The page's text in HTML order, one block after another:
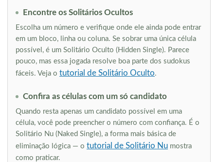
Encontre os Solitários Ocultos
Escolha um número e verifique onde ele ainda pode entrar
em um bloco, linha ou coluna. Se sobrar uma única célula
possível, é um Solitário Oculto (Hidden Single). Parece
pouco, mas essa jogada resolve boa parte dos sudokus
fáceis. Veja o tutorial de Solitário Oculto.
Confira as células com um só candidato
Quando resta apenas um candidato possível em uma
célula, você pode preencher o número com confiança. É o
Solitário Nu (Naked Single), a forma mais básica de
eliminação lógica — o tutorial de Solitário Nu mostra
como praticar.